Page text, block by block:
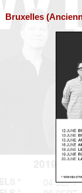
Bruxelles